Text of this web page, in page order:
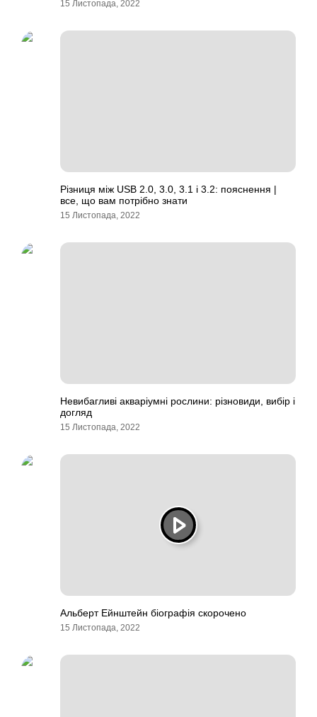
15 Листопада, 2022
Різниця між USB 2.0, 3.0, 3.1 і 3.2: пояснення |
все, що вам потрібно знати
15 Листопада, 2022
Невибагливі акваріумні рослини: різновиди, вибір і
догляд
15 Листопада, 2022
Альберт Ейнштейн біографія скорочено
15 Листопада, 2022